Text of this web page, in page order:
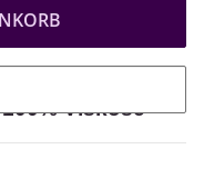
Viskose